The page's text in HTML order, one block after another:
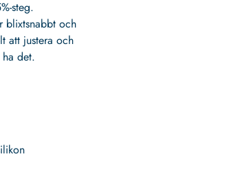
steg.
blixtsnabbt och
att justera och
det.